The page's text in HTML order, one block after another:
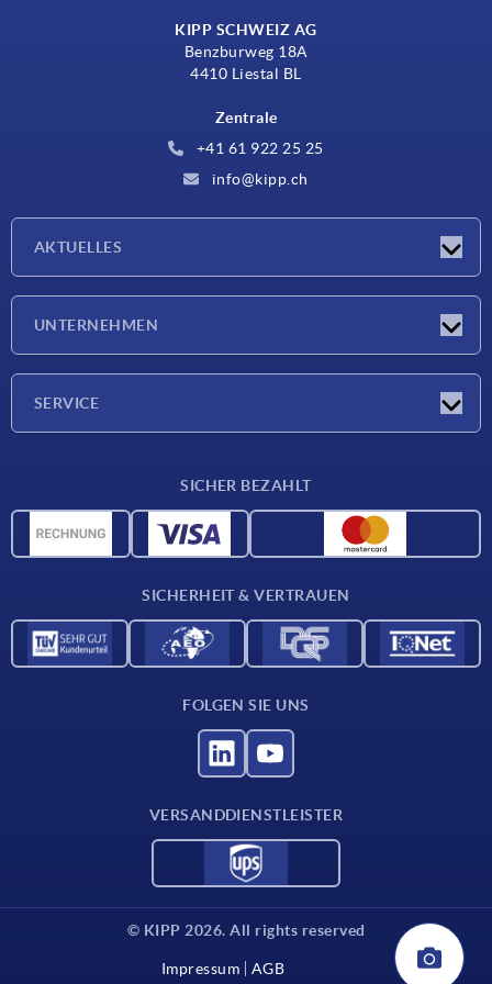
KIPP SCHWEIZ AG
Benzburweg 18A
4410 Liestal BL
Zentrale
+41 61 922 25 25
info@kipp.ch
AKTUELLES
UNTERNEHMEN
SERVICE
CAD-Daten
SICHER BEZAHLT
SICHERHEIT & VERTRAUEN
FOLGEN SIE UNS
VERSANDDIENSTLEISTER
© KIPP 2026. All rights reserved
Impressum AGB